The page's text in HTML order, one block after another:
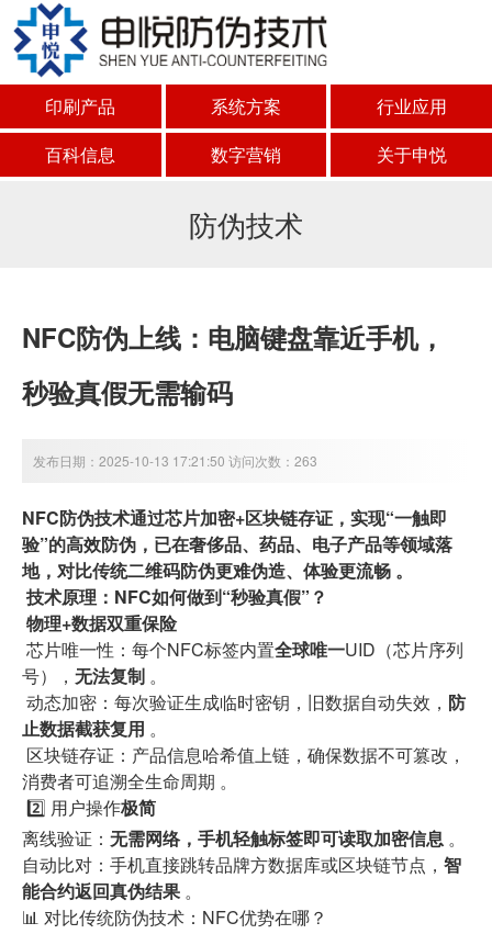
印刷产品 系统方案
行业应用
百科信息
数字营销 关于申悦
防伪技术
NFC防伪上线：电脑键盘靠近手机，
秒验真假无需输码
发布日期：2025-10-13 17:21:50 访问次数：263
NFC防伪技术通过芯片加密+区块链存证，实现“一触即
验”的高效防伪，已在奢侈品、药品、电子产品等领域落
地，对比传统二维码防伪更难伪造、体验更流畅 。
技术原理：NFC如何做到“秒验真假”？
物理+数据双重保险
芯片唯一性：每个NFC标签内置全球唯一UID（芯片序列
号）， 无法复制 。
动态加密：每次验证生成临时密钥，旧数据自动失效， 防
止数据截获复用 。
区块链存证：产品信息哈希值上链，确保数据不可篡改，
消费者可追溯全生命周期 。
2️⃣ 用户操作极简
离线验证： 无需网络，手机轻触标签即可读取加密信息 。
自动比对：手机直接跳转品牌方数据库或区块链节点， 智
能合约返回真伪结果 。
📊 对比传统防伪技术：NFC优势在哪？